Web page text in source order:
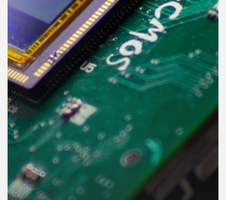
สต์
คุณ
เพลง
บทความ
ข่าว
กิจกรรม